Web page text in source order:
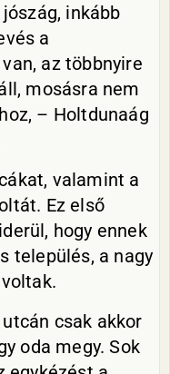
inkább
a
az többnyire
mosásra nem
– Holtdunaág
valamint a
Ez első
hogy ennek
település, a nagy
csak akkor
oda megy. Sok